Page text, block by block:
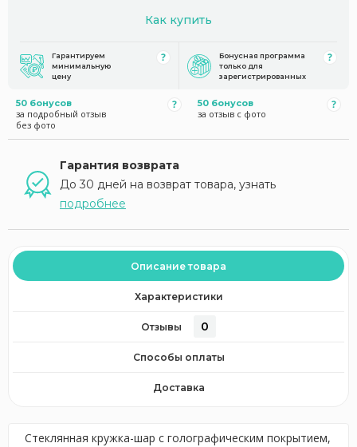
Как купить
Гарантируем
минимальную
цену
Бонусная программа
только для
зарегистрированных
50 бонусов
за подробный отзыв
без фото
50 бонусов
за отзыв с фото
Гарантия возврата
До 30 дней на возврат товара, узнать
подробнее
Описание товара
Характеристики
Отзывы 0
Способы оплаты
Доставка
Стеклянная кружка-шар с голографическим покрытием,